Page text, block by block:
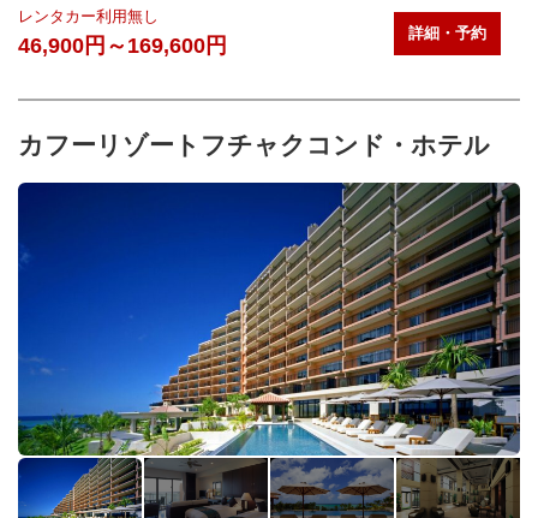
レンタカー利用無し
46,900円～169,600円
詳細・予約
カフーリゾートフチャクコンド・ホテル